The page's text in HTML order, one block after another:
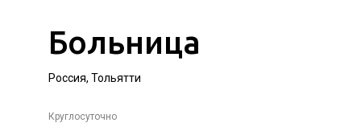
Больница
Россия, Тольятти
Круглосуточно